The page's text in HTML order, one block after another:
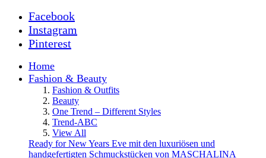
Facebook
Instagram
Pinterest
Home
Fashion & Beauty
Fashion & Outfits
Beauty
One Trend – Different Styles
Trend-ABC
View All
Ready for New Years Eve mit den luxuriösen und
handgefertigten Schmuckstücken von MASCHALINA